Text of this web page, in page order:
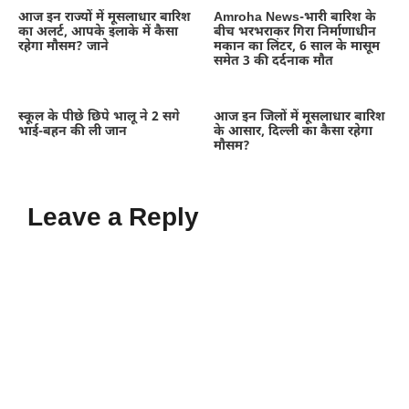
आज इन राज्यों में मूसलाधार बारिश
का अलर्ट, आपके इलाके में कैसा
रहेगा मौसम? जाने
Amroha News-भारी बारिश के
बीच भरभराकर गिरा निर्माणाधीन
मकान का लिंटर, 6 साल के मासूम
समेत 3 की दर्दनाक मौत
स्कूल के पीछे छिपे भालू ने 2 सगे
भाई-बहन की ली जान
आज इन जिलों में मूसलाधार बारिश
के आसार, दिल्ली का कैसा रहेगा
मौसम?
Leave a Reply